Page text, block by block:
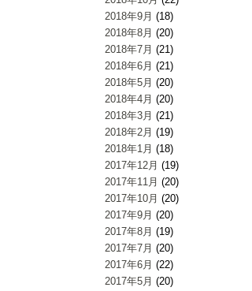
2018年9月 (18)
2018年8月 (20)
2018年7月 (21)
2018年6月 (21)
2018年5月 (20)
2018年4月 (20)
2018年3月 (21)
2018年2月 (19)
2018年1月 (18)
2017年12月 (19)
2017年11月 (20)
2017年10月 (20)
2017年9月 (20)
2017年8月 (19)
2017年7月 (20)
2017年6月 (22)
2017年5月 (20)